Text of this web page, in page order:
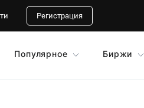
Регистрация
Популярное Биржи